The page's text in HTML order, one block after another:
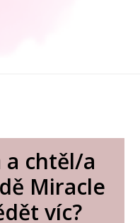
a chtěl/a
Miracle
víc?